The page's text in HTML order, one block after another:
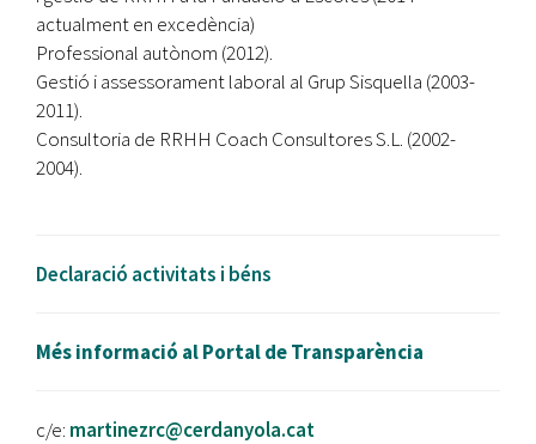
actualment en excedència)
Professional autònom (2012).
Gestió i assessorament laboral al Grup Sisquella (2003-
2011).
Consultoria de RRHH Coach Consultores S.L. (2002-
2004).
Declaració activitats i béns
Més informació al Portal de Transparència
c/e: martinezrc@cerdanyola.cat